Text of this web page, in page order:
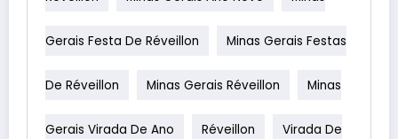
Gerais Festa De Réveillon Minas Gerais Festas
De Réveillon Minas Gerais Réveillon Minas
Gerais Virada De Ano Réveillon Virada De